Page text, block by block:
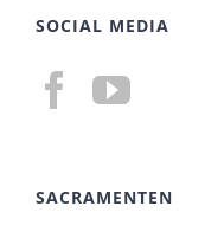
SOCIAL MEDIA
SACRAMENTEN